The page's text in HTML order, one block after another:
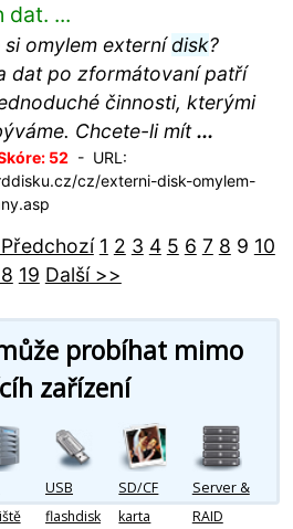
dat. ...
omylem externídisk?
dat po zformátovaní patří
činnosti, kterými
Chcete-li mít...
52- URL:
cz/externi-disk-omylem-
1 2 3 4 5 6 7 8 9 10
19 Další >>
probíhat mimo
zařízení
USB
flashdisk
SD/CF
karta
Server &
RAID